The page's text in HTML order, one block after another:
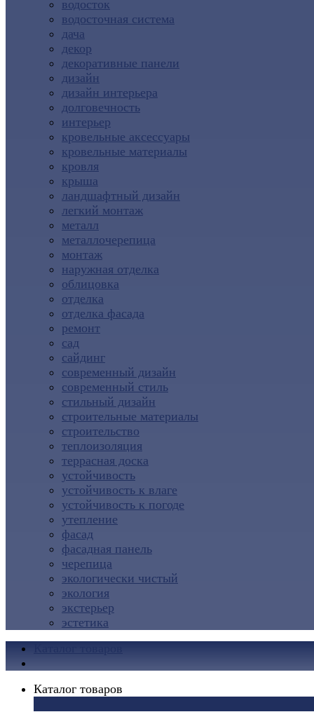
водосток
водосточная система
дача
декор
декоративные панели
дизайн
дизайн интерьера
долговечность
интерьер
кровельные аксессуары
кровельные материалы
кровля
крыша
ландшафтный дизайн
легкий монтаж
металл
металлочерепица
монтаж
наружная отделка
облицовка
отделка
отделка фасада
ремонт
сад
сайдинг
современный дизайн
современный стиль
стильный дизайн
строительные материалы
строительство
теплоизоляция
террасная доска
устойчивость
устойчивость к влаге
устойчивость к погоде
утепление
фасад
фасадная панель
черепица
экологически чистый
экология
экстерьер
эстетика
Каталог товаров